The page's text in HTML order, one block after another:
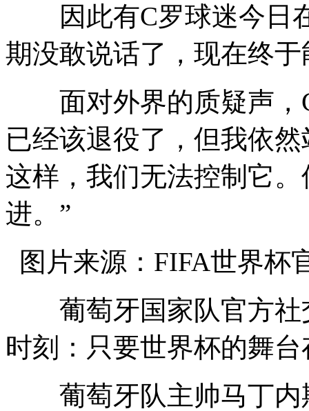
因此有C罗球迷今日
期没敢说话了，现在终
面对外界的质疑声，C
已经该退役了，但我依
这样，我们无法控制它
进。”
图片来源：FIFA世界杯
葡萄牙国家队官方社
时刻：只要世界杯的舞
葡萄牙队主帅马丁内